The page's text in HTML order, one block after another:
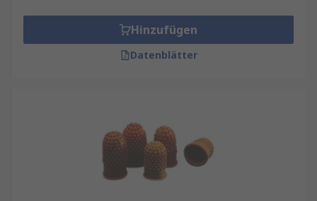
Hinzufügen
Datenblätter